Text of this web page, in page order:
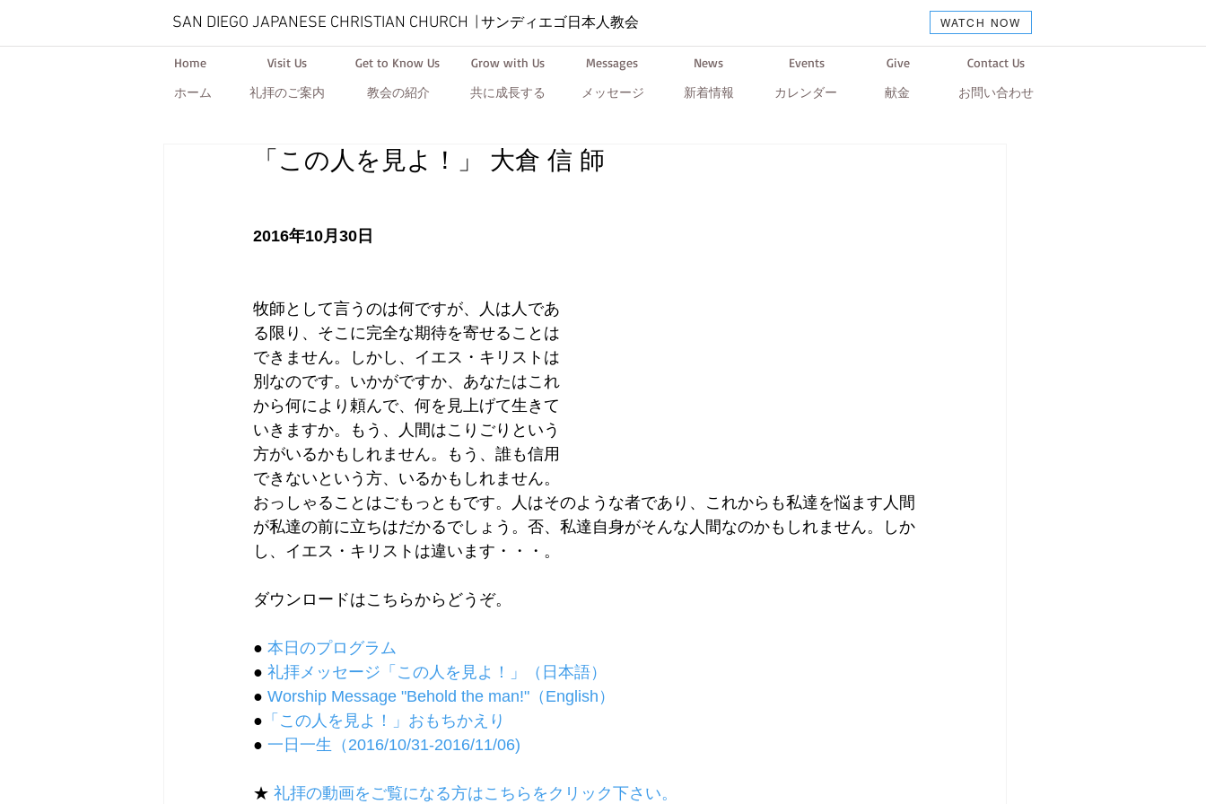
SAN DIEGO JAPANESE CHRISTIAN CHURCH サンディエゴ日本人教会 WATCH NOW
Home
ホーム
Visit Us
礼拝のご案内
Get to Know Us
教会の紹介
Grow with Us
共に成長する
Messages
メッセージ
News
新着情報
Events
カレンダー
Give
献金
Contact Us
お問い合わせ
「この人を見よ！」 大倉 信 師
2016年10月30日​​
牧師として言うのは何ですが、人は人であ
る限り、そこに完全な期待を寄せることは
できません。しかし、イエス・キリストは
別なのです。いかがですか、あなたはこれ
から何により頼んで、何を見上げて生きて
いきますか。もう、人間はこりごりという
方がいるかもしれません。もう、誰も信用
できないという方、いるかもしれません。
おっしゃることはごもっともです。人はそのような者であり、これからも私達を悩ます人間
が私達の前に立ちはだかるでしょう。否、私達自身がそんな人間なのかもしれません。しか
し、イエス・キリストは違います・・・。
ダウンロードはこちらからどうぞ。
● 本日のプログラム
● 礼拝メッセージ「この人を見よ！」（日本語）
● Worship Message "Behold the man!"（English）
● 「この人を見よ！」おもちかえり
● 一日一生（2016/10/31-2016/11/06) ​
★ 礼拝の動画をご覧になる方はこちらをクリック下さい。